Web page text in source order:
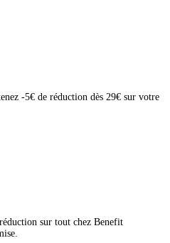
-5€ de réduction dès 29€ sur votre
sur tout chez Benefit